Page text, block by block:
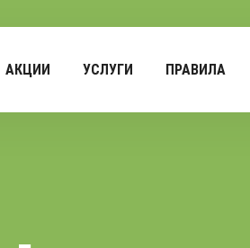
АКЦИИ УСЛУГИ ПРАВИЛА